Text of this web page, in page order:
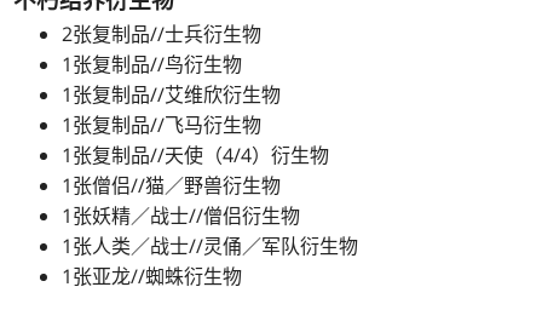
2张复制品//士兵衍生物
1张复制品//鸟衍生物
1张复制品//艾维欣衍生物
1张复制品//飞马衍生物
1张复制品//天使（4/4）衍生物
1张僧侣//猫／野兽衍生物
1张妖精／战士//僧侣衍生物
1张人类／战士//灵俑／军队衍生物
1张亚龙//蜘蛛衍生物